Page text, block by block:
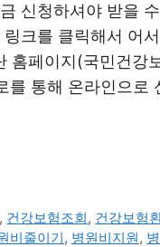
신청하셔야 받을
크를 클릭해서 어
홈페이지(국민건강
통해 온라인으로
, 건강보험조회, 건강보험
비줄이기, 병원비지원,